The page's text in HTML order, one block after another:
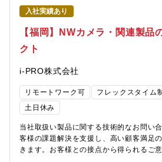
モジュール開発を牽引し、協調性・課題
ョン力に優れ、自律的にプロジェクトを
す。互いの強みを活かし価値を創出する
もと、グローバルな環境で価値創造チェ
感を持ってテーマを推進できる仲間を求
リューション開発部TDKは、AIエコシス
長領域と位置づけ、TDKが中長期的に取
「Seven Seas」（Beyond 5G、IoT、ロ
ディカル/ヘルスケア、モビリティADAS/
ー）の各領域で、先進的な製品・ソリュ
て、持続可能な社会の実現に貢献してい
中長期的視点での次世代製品の開発を行
は、新規デバイス開発に加え、各種デバ
入社実績あり
【福岡】NWカメラ・関連製品
クト
i-PRO株式会社
リモートワーク可 フレックスタイム
土日休み
当社取扱い製品に関する技術的なお問い
客様の課題解決を支援し、高い顧客満足
きます。お客様との接点から得られるご